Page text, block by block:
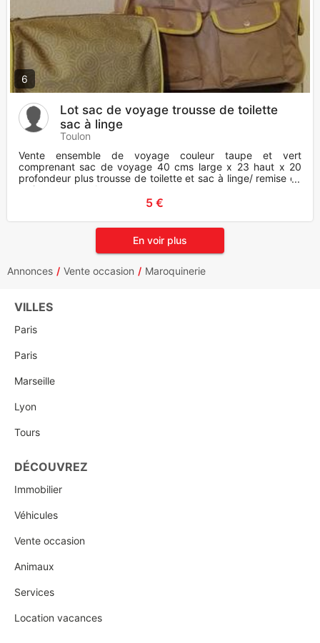
6
Lot sac de voyage trousse de toilette
sac à linge
Toulon
Vente ensemble de voyage couleur taupe et vert
comprenant sac de voyage 40 cms large x 23 haut x 20
profondeur plus trousse de toilette et sac à linge/ remise en
main propre sur le
5 €
En voir plus
Annonces Vente occasion Maroquinerie
VILLES
Paris
Paris
Marseille
Lyon
Tours
DÉCOUVREZ
Immobilier
Véhicules
Vente occasion
Animaux
Services
Location vacances